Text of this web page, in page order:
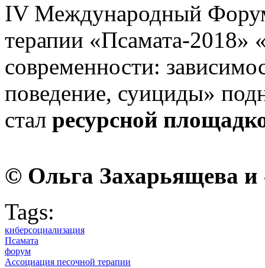
IV Международный
терапии «Псамата-2018»
современности:
поведение, суициды»
стал ресурсной
© Ольга Захарьящева и
Tags:
киберсоциализация
Псамата
форум
Ассоциация песочной терапии